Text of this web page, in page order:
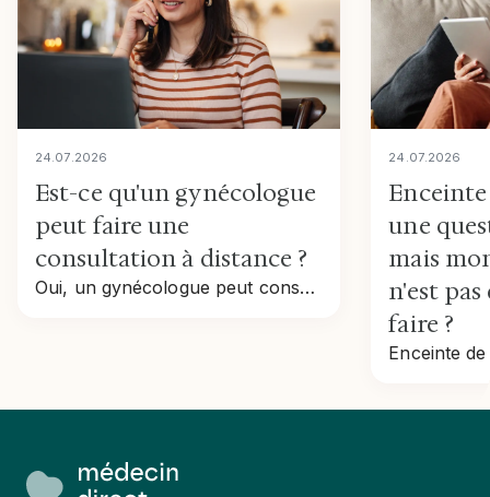
24.07.2026
Est-ce qu'un gynécologue
peut faire une
consultation à distance ?
Oui, un gynécologue peut consulter à distance : contraception, résultats, infections, ménopause. Accès direct, remboursé, sans ordonnance du médecin traitant.
24 .07.2026
Enceinte
une
mais
n'est
faire ?